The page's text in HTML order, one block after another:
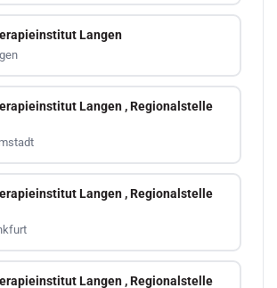
Langen
Langen , Regionalstelle
Langen , Regionalstelle
Langen , Regionalstelle